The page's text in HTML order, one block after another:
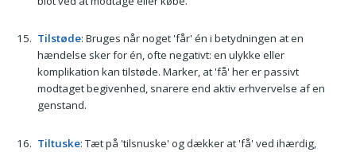
Tilstøde: Bruges når noget 'får' én i betydningen at en
hændelse sker for én, ofte negativt: en ulykke eller
komplikation kan tilstøde. Marker, at 'få' her er passivt
modtaget begivenhed, snarere end aktiv erhvervelse af en
genstand.
Tiltuske: Tæt på 'tilsnuske' og dækker at 'få' ved ihærdig,